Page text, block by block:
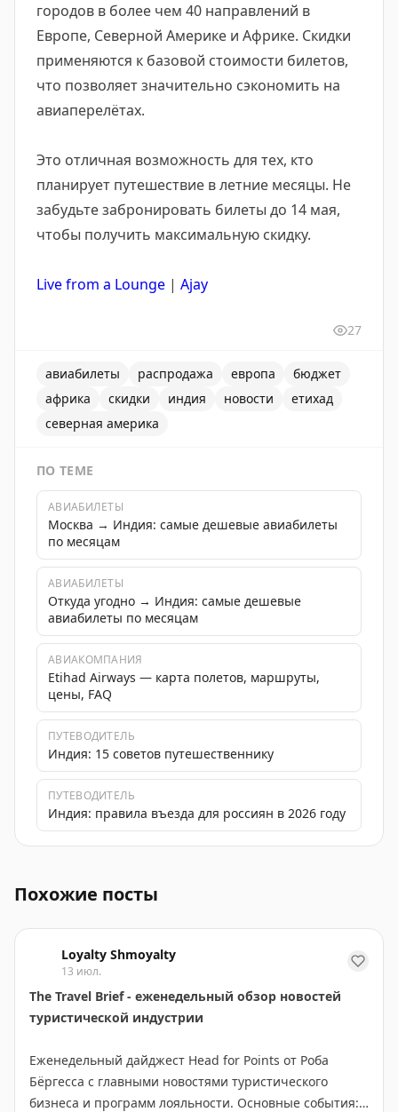
городов в более чем 40 направлений в
Европе, Северной Америке и Африке. Скидки
применяются к базовой стоимости билетов,
что позволяет значительно сэкономить на
авиаперелётах.
Это отличная возможность для тех, кто
планирует путешествие в летние месяцы. Не
забудьте забронировать билеты до 14 мая,
чтобы получить максимальную скидку.
Live from a Lounge | Ajay
27
авиабилеты распродажа европа
бюджет
африка
скидки индия новости
етихад
северная америка
ПО ТЕМЕ
АВИАБИЛЕТЫ
Москва → Индия: самые дешевые авиабилеты
по месяцам
АВИАБИЛЕТЫ
Откуда угодно → Индия: самые дешевые
авиабилеты по месяцам
АВИАКОМПАНИЯ
Etihad Airways — карта полетов, маршруты,
цены, FAQ
ПУТЕВОДИТЕЛЬ
Индия: 15 советов путешественнику
ПУТЕВОДИТЕЛЬ
Индия: правила въезда для россиян в 2026 году
Похожие посты
Loyalty Shmoyalty
13 июл.
The Travel Brief - еженедельный обзор новостей
туристической индустрии
Еженедельный дайджест Head for Points от Роба
Бёргесса с главными новостями туристического
бизнеса и программ лояльности. Основные события: